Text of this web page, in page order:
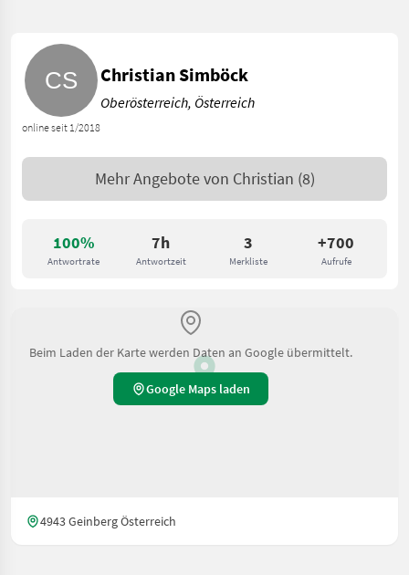
100%
Antwortrate
7h
Antwortzeit
3
Merkliste
+700
Aufrufe
online seit 1/2018
Christian Simböck
Oberösterreich, Österreich
Mehr Angebote von Christian (8)
Beim Laden der Karte werden Daten an Google übermittelt.
Google Maps laden
4943 Geinberg Österreich